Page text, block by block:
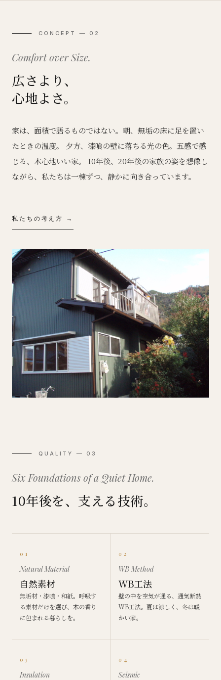
CONCEPT — 02
Comfort over Size.
広さより、
心地よさ。
家は、面積で語るものではない。朝、無垢の床に足を置い
たときの温度。 夕方、漆喰の壁に落ちる光の色。五感で感
じる、木心地いい家。 10年後、20年後の家族の姿を想像し
ながら、私たちは一棟ずつ、静かに向き合っています。
私たちの考え方 →
QUALITY — 03
Six Foundations of a Quiet Home.
10年後を、支える技術。
01
Natural Material
自然素材
無垢材・漆喰・和紙。呼吸す
る素材だけを選び、木の香り
に包まれる暮らしを。
02
WB Method
WB工法
壁の中を空気が通る、通気断熱
WB工法。夏は涼しく、冬は暖
かい家。
03
Insulation
04
Seismic